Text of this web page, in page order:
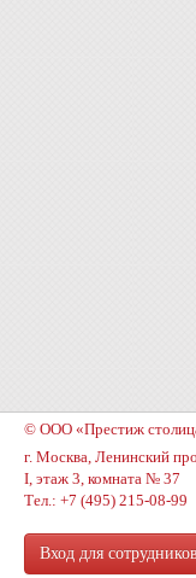
© ООО «Престиж
г. Москва, Ленинский
I, этаж 3, комната № 37
Тел.: +7 (495) 215-08-99
Вход для сотрудников